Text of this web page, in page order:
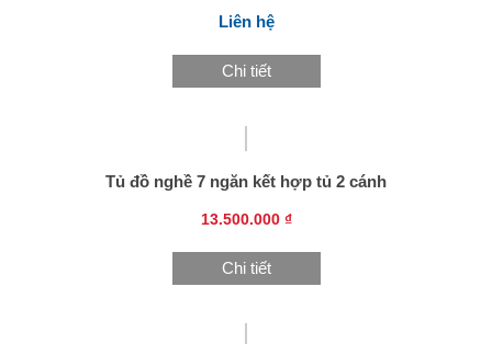
Liên hệ
Chi tiết
Tủ đồ nghề 7 ngăn kết hợp tủ 2 cánh
13.500.000 ₫
Chi tiết